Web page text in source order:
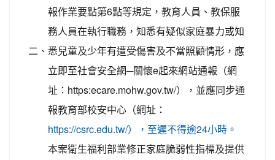
二、
報作業要點第6點等規定，教育人員、教保服
務人員在執行職務，知悉有疑似家庭暴力或知
悉兒童及少年有遭受傷害及不當照顧情形，應
立即至社會安全網─關懷e起來網站通報（網
址：https:ecare.mohw.gov.tw/），並應同步通
報教育部校安中心（網址：
https://csrc.edu.tw/），至遲不得逾24小時。
本案衛生福利部業修正家庭脆弱性指標及提供